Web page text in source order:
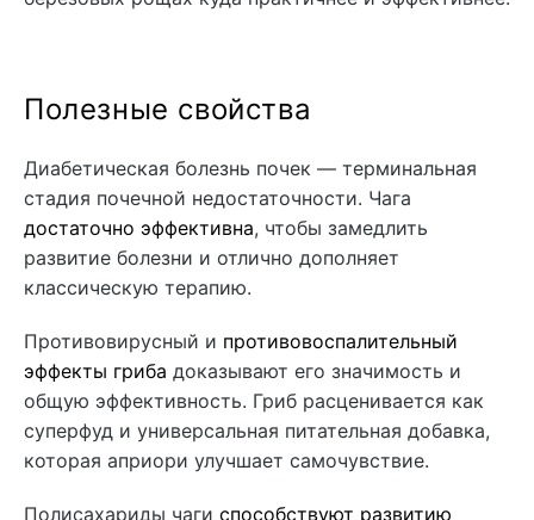
Полезные свойства
Диабетическая болезнь почек — терминальная
стадия почечной недостаточности. Чага
достаточно эффективна, чтобы замедлить
развитие болезни и отлично дополняет
классическую терапию.
Противовирусный и противовоспалительный
эффекты гриба доказывают его значимость и
общую эффективность. Гриб расценивается как
суперфуд и универсальная питательная добавка,
которая априори улучшает самочувствие.
Полисахариды чаги способствуют развитию